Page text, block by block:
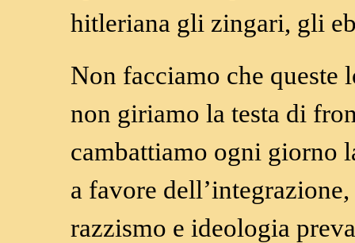
hitleriana gli zingari, gli
Non facciamo che queste
non giriamo la testa di
cambattiamo ogni giorno
a favore
razzismo e ideologia